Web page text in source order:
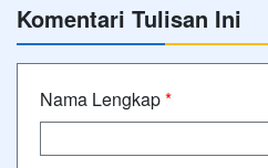
Komentari Tulisan Ini
Nama Lengkap*